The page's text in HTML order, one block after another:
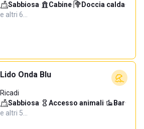
Sabbiosa· Cabine· Doccia calda·
e altri 6…
Lido Onda Blu
Ricadi
Sabbiosa· Accesso animali· Bar·
e altri 5…